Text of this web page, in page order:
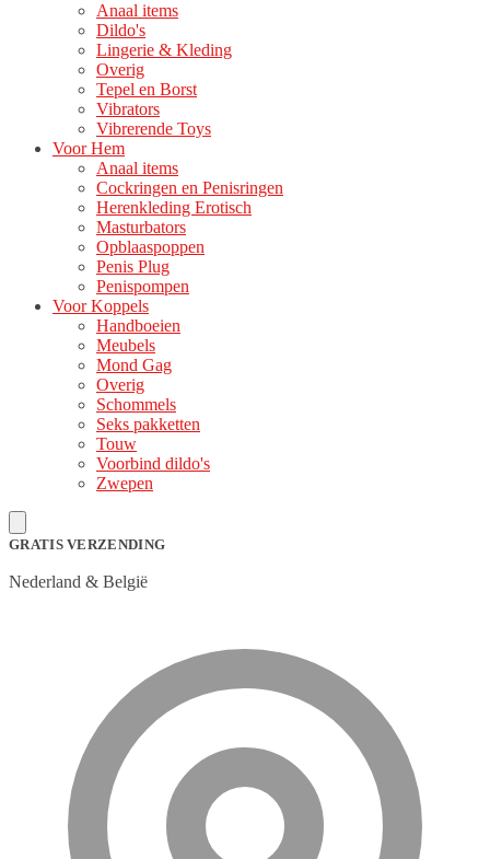
Anaal items
Dildo's
Lingerie & Kleding
Overig
Tepel en Borst
Vibrators
Vibrerende Toys
Voor Hem
Anaal items
Cockringen en Penisringen
Herenkleding Erotisch
Masturbators
Opblaaspoppen
Penis Plug
Penispompen
Voor Koppels
Handboeien
Meubels
Mond Gag
Overig
Schommels
Seks pakketten
Touw
Voorbind dildo's
Zwepen
GRATIS VERZENDING
Nederland & België